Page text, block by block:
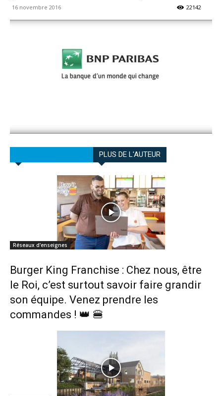
16 novembre 2016 22142
PLUS DE L'AUTEUR
Réseaux d'enseignes
Burger King Franchise : Chez nous, être
le Roi, c’est surtout savoir faire grandir
son équipe. Venez prendre les
commandes ! 👑 🍔